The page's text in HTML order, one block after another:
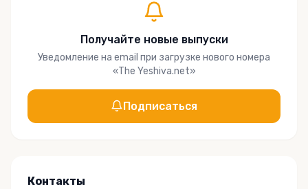
Получайте новые выпуски
Уведомление на email при загрузке нового номера
«The Yeshiva.net»
Подписаться
Контакты